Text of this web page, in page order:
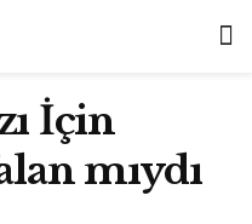
İçin
mıydı